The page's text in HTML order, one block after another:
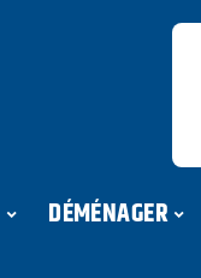
DÉMÉNAGER